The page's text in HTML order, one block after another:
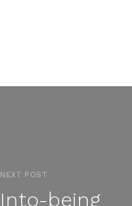
NEXT POST
Into-being